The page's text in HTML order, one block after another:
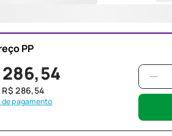
PP
286,54
R$ 286,54
de pagamento